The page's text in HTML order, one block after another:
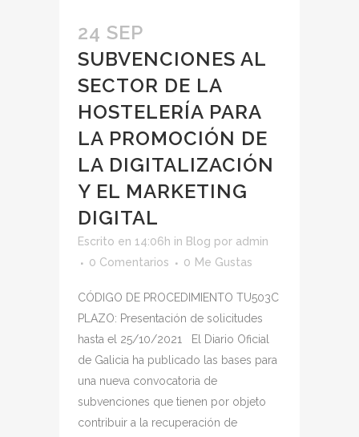
24 SEP
SUBVENCIONES AL
SECTOR DE LA
HOSTELERÍA PARA
LA PROMOCIÓN DE
LA DIGITALIZACIÓN
Y EL MARKETING
DIGITAL
Escrito en 14:06h in Blog por admin
0 Comentarios
0 Me Gustas
CÓDIGO DE PROCEDIMIENTO TU503C
PLAZO: Presentación de solicitudes
hasta el 25/10/2021 El Diario Oficial
de Galicia ha publicado las bases para
una nueva convocatoria de
subvenciones que tienen por objeto
contribuir a la recuperación de